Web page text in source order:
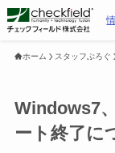
ホーム スタッフぶろぐ
Windows7
ート終了に